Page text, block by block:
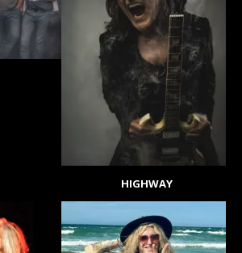
HIGHWAY